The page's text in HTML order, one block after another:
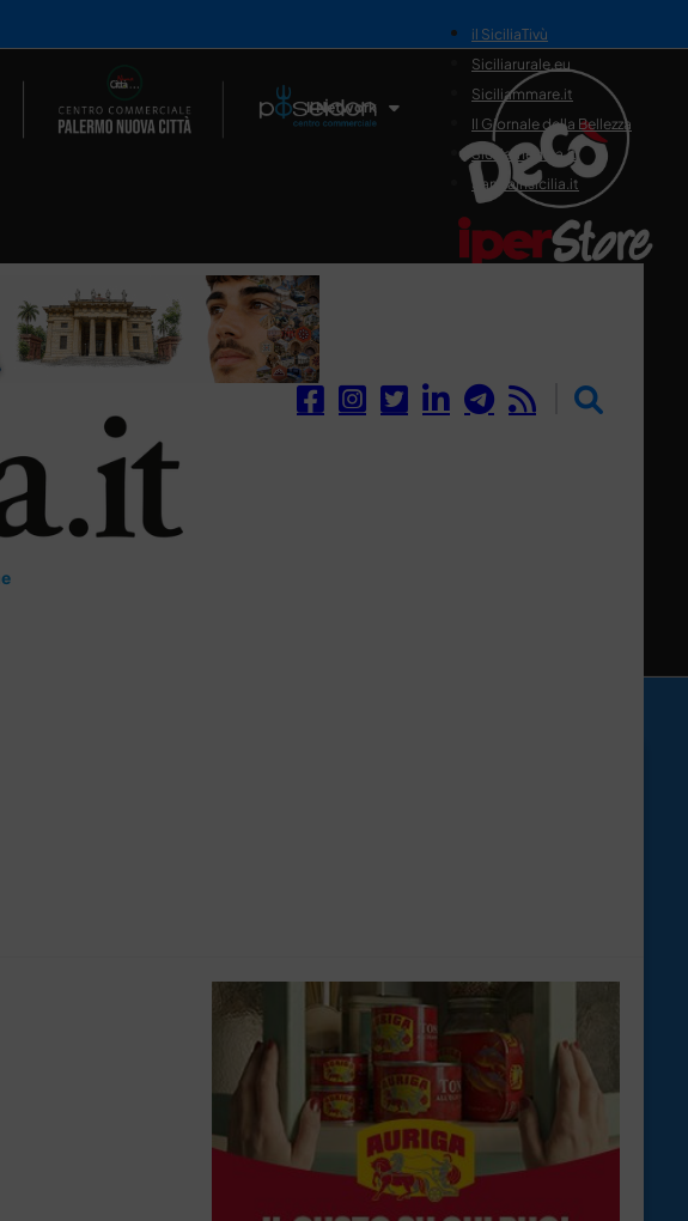
Il Network
il SiciliaTivù
Siciliarurale.eu
Siciliammare.it
Il Giornale della Bellezza
Siciliamedica.it
Sanitainsicilia.it